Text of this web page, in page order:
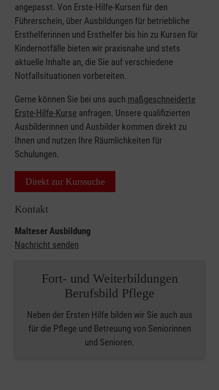
angepasst. Von Erste-Hilfe-Kursen für den
Führerschein, über Ausbildungen für betriebliche
Ersthelferinnen und Ersthelfer bis hin zu Kursen für
Kindernotfälle bieten wir praxisnahe und stets
aktuelle Inhalte an, die Sie auf verschiedene
Notfallsituationen vorbereiten.
Gerne können Sie bei uns auch maßgeschneiderte
Erste-Hilfe-Kurse anfragen. Unsere qualifizierten
Ausbilderinnen und Ausbilder kommen direkt zu
Ihnen und nutzen Ihre Räumlichkeiten für
Schulungen.
Direkt zur Kurssuche
Kontakt
Malteser Ausbildung
Nachricht senden
Fort- und Weiterbildungen
Berufsbild Pflege
Neben der Ersten Hilfe bilden wir Sie auch aus
für die Pflege und Betreuung von Seniorinnen
und Senioren.